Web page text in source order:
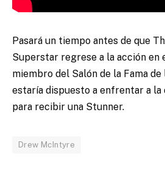
Pasará un tiempo antes de que
Superstar regrese a la acción en
miembro del Salón de la Fama de
estaría dispuesto a enfrentar a
para recibir una Stunner.
Drew McIntyre